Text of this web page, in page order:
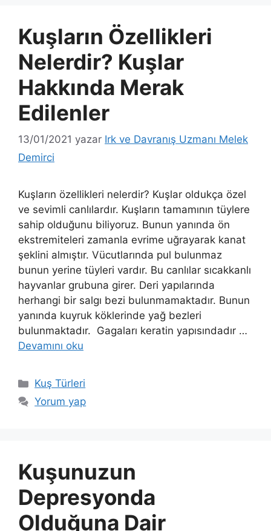
Kuşların Özellikleri
Nelerdir? Kuşlar
Hakkında Merak
Edilenler
13/01/2021 yazar Irk ve Davranış Uzmanı Melek
Demirci
Kuşların özellikleri nelerdir? Kuşlar oldukça özel
ve sevimli canlılardır. Kuşların tamamının tüylere
sahip olduğunu biliyoruz. Bunun yanında ön
ekstremiteleri zamanla evrime uğrayarak kanat
şeklini almıştır. Vücutlarında pul bulunmaz
bunun yerine tüyleri vardır. Bu canlılar sıcakkanlı
hayvanlar grubuna girer. Deri yapılarında
herhangi bir salgı bezi bulunmamaktadır. Bunun
yanında kuyruk köklerinde yağ bezleri
bulunmaktadır. Gagaları keratin yapısındadır …
Devamını oku
Kategoriler
Kuş Türleri
Yorum yap
Kuşunuzun
Depresyonda
Olduğuna Dair